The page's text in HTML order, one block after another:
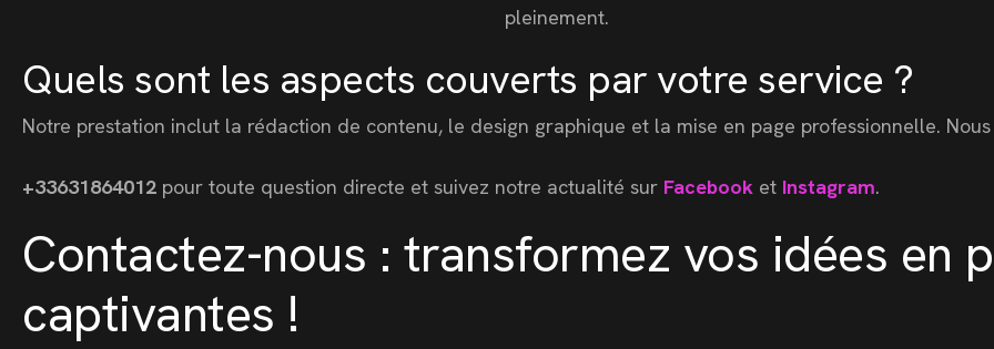
pleinement.
Quels sont les aspects couverts par votre service ?
Notre prestation inclut la rédaction de contenu, le design graphique et la mise en page professionnelle.
+33631864012 pour toute question directe et suivez notre actualité sur Facebook et Instagram.
Contactez-nous : transformez vos idées en
captivantes !